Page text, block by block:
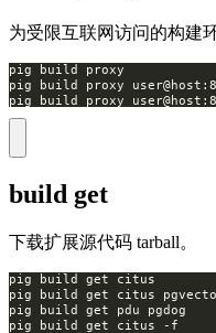
为受限互联网访问的构建
pig build
pig build proxy
pig build proxy
build get
下载扩展源代码 tarball。
pig build get
pig build get citus
pig build get pdu
pig build get